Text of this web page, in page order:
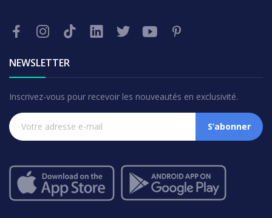
NEWSLETTER
Inscrivez-vous pour recevoir les nouveautés en exclusivité.
S’abonner